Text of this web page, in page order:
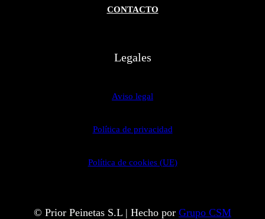
CONTACTO
Legales
Aviso legal
Política de privacidad
Política de cookies (UE)
© Prior Peinetas S.L | Hecho por Grupo CSM